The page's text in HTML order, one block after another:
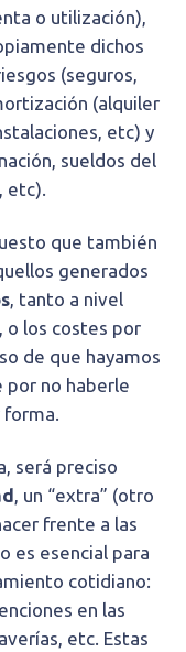
o utilización),
dichos
(seguros,
(alquiler
etc) y
sueldos del
etc).
que también
generados
, tanto a nivel
o los costes por
de que hayamos
por no haberle
será preciso
, un “extra” (otro
frente a las
es esencial para
cotidiano:
en las
etc. Estas